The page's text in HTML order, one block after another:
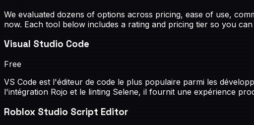
We evaluated dozens of options across pricing, ease of use,
now. Each tool below includes a rating and pricing tier so you
Visual Studio Code
Free
VS Code est l'éditeur de code le plus populaire parmi les
l'intégration Rojo et le linting Selene, il fournit une expérience
Roblox Studio Script Editor